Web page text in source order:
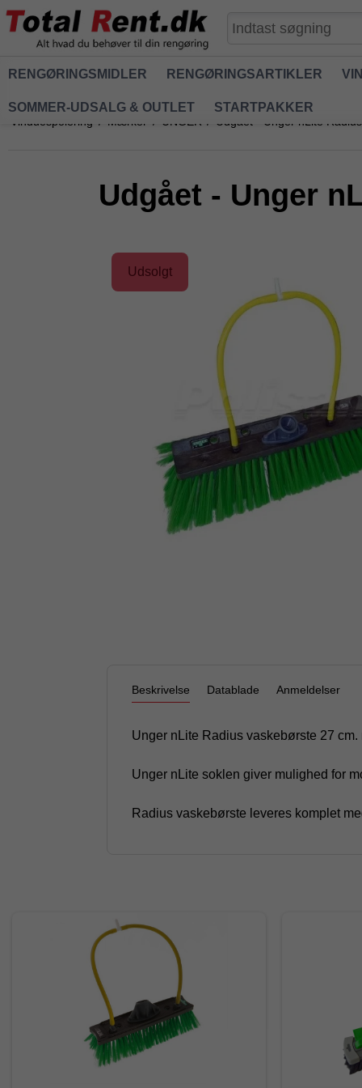
RENGØRINGSMIDLER RENGØRINGSARTIKLER
SOMMER-UDSALG & OUTLET STARTPAKKER
Vinduespolering / Mærker / UNGER / Udgået - Unger nLite
Udgået - Unger
Udsolgt
Beskrivelse Datablade Anmeldelser
Unger nLite Radius vaskebørste 27
Unger nLite soklen giver mulighed for
Radius vaskebørste leveres komplet